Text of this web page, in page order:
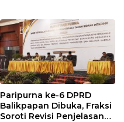
Paripurna ke-6 DPRD
Balikpapan Dibuka, Fraksi
Soroti Revisi Penjelasan